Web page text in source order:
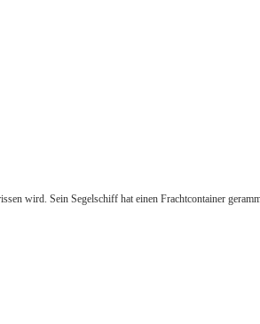
wird. Sein Segelschiff hat einen Frachtcontainer